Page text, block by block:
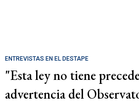
ENTREVISTAS EN EL DESTAPE
"Esta ley no tiene
advertencia del